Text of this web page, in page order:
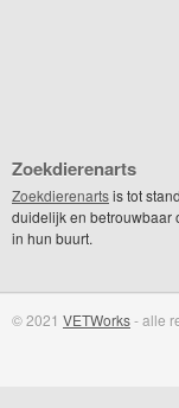
Zoekdierenarts
Zoekdierenartsis tot
duidelijk en betrouwbaar
in hun buurt.
© 2021 VETWorks- alle